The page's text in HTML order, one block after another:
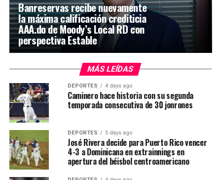
Banreservas recibe nuevamente
la máxima calificación crediticia
AAA.do de Moody’s Local RD con
perspectiva Estable
MÁS LEÍDAS
DEPORTES 4 days ago
Caminero hace historia con su segunda
temporada consecutiva de 30 jonrones
DEPORTES 5 days ago
José Rivera decide para Puerto Rico vencer
4-3 a Dominicana en extrainnings en
apertura del béisbol centroamericano